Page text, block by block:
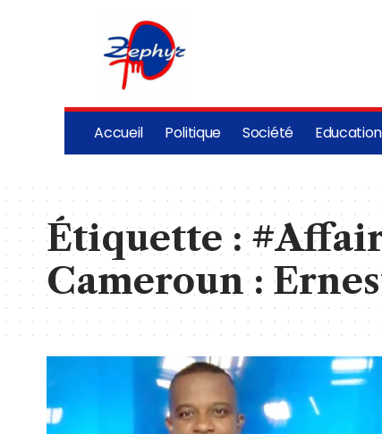
Accueil Politique Société Education
Étiquette :
Cameroun :